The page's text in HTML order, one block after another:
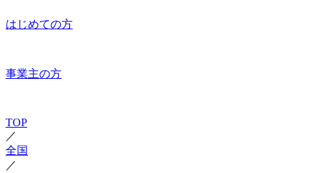
はじめての方
事業主の方
TOP
／
全国
／